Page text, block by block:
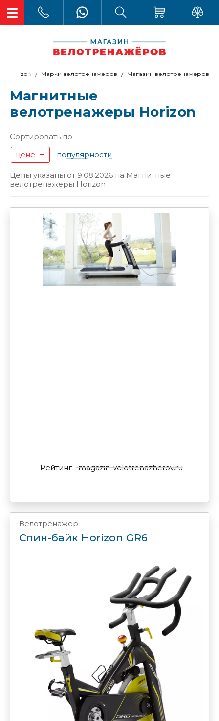
Магазин велотренажеров
Марки велотренажеров
Horizon
Магнитные
велотренажеры Horizon
Сортировать по:
цене
популярности
Цены указаны от 9.08.2026 на Магнитные
велотренажеры Horizon
Рейтинг magazin-velotrenazherov.ru
Велотренажер
Спин-байк Horizon GR6